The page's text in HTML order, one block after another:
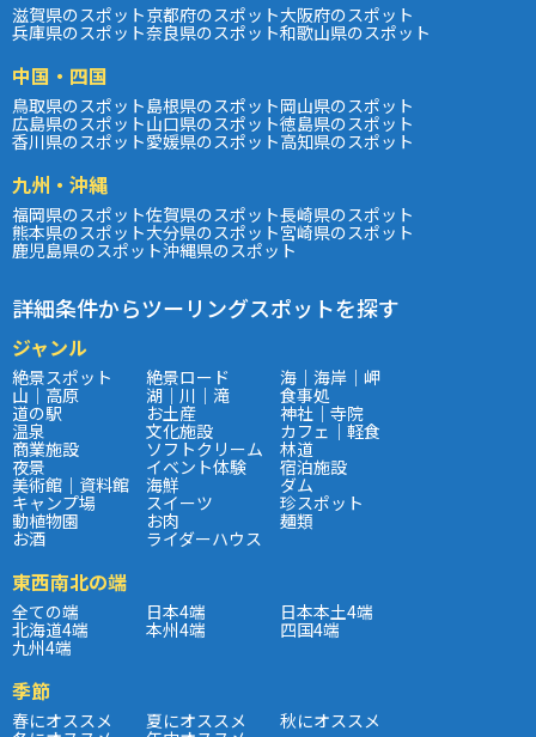
滋賀県のスポット京都府のスポット大阪府のスポット
兵庫県のスポット奈良県のスポット和歌山県のスポット
中国・四国
鳥取県のスポット島根県のスポット岡山県のスポット
広島県のスポット山口県のスポット徳島県のスポット
香川県のスポット愛媛県のスポット高知県のスポット
九州・沖縄
福岡県のスポット佐賀県のスポット長崎県のスポット
熊本県のスポット大分県のスポット宮崎県のスポット
鹿児島県のスポット沖縄県のスポット
詳細条件からツーリングスポットを探す
ジャンル
絶景スポット 絶景ロード 海｜海岸｜岬
山｜高原 湖｜川｜滝 食事処
道の駅 お土産 神社｜寺院
温泉 文化施設 カフェ｜軽食
商業施設 ソフトクリーム 林道
夜景 イベント体験 宿泊施設
美術館｜資料館 海鮮 ダム
キャンプ場 スイーツ 珍スポット
動植物園 お肉 麺類
お酒 ライダーハウス
東西南北の端
全ての端 日本4端 日本本土4端
北海道4端 本州4端 四国4端
九州4端
季節
春にオススメ 夏にオススメ 秋にオススメ